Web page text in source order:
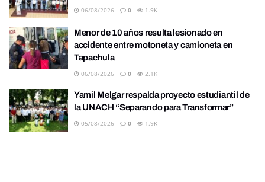
06/08/2026 0 1.9K
Menor de 10 años resulta lesionado en
accidente entre motoneta y camioneta en
Tapachula
06/08/2026 0 2.1K
Yamil Melgar respalda proyecto estudiantil de
la UNACH “Separando para Transformar”
05/08/2026 0 1.9K